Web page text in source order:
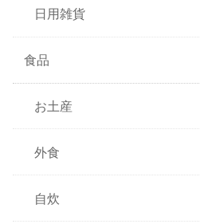
日用雑貨
食品
お土産
外食
自炊